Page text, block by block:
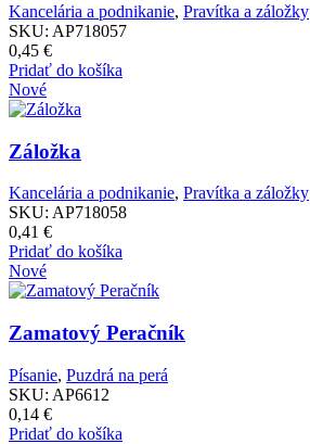
Kancelária a podnikanie, Pravítka a záložky
SKU: AP718057
0,45 €
Pridať do košíka
Nové
Záložka
Kancelária a podnikanie, Pravítka a záložky
SKU: AP718058
0,41 €
Pridať do košíka
Nové
Zamatový Peračník
Písanie, Puzdrá na perá
SKU: AP6612
0,14 €
Pridať do košíka